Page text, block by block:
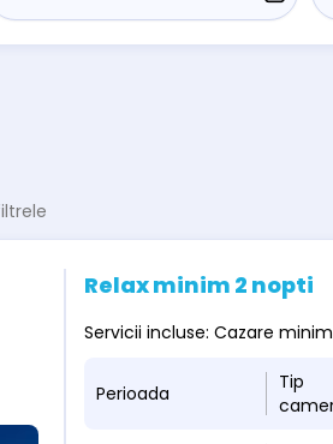
Relax minim 2 nopti
Servicii incluse: Cazare
Perioada
Tip